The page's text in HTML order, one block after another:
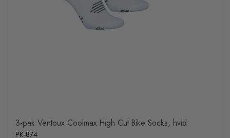
3-pak Ventoux Coolmax High Cut Bike Socks, hvid
PK-874